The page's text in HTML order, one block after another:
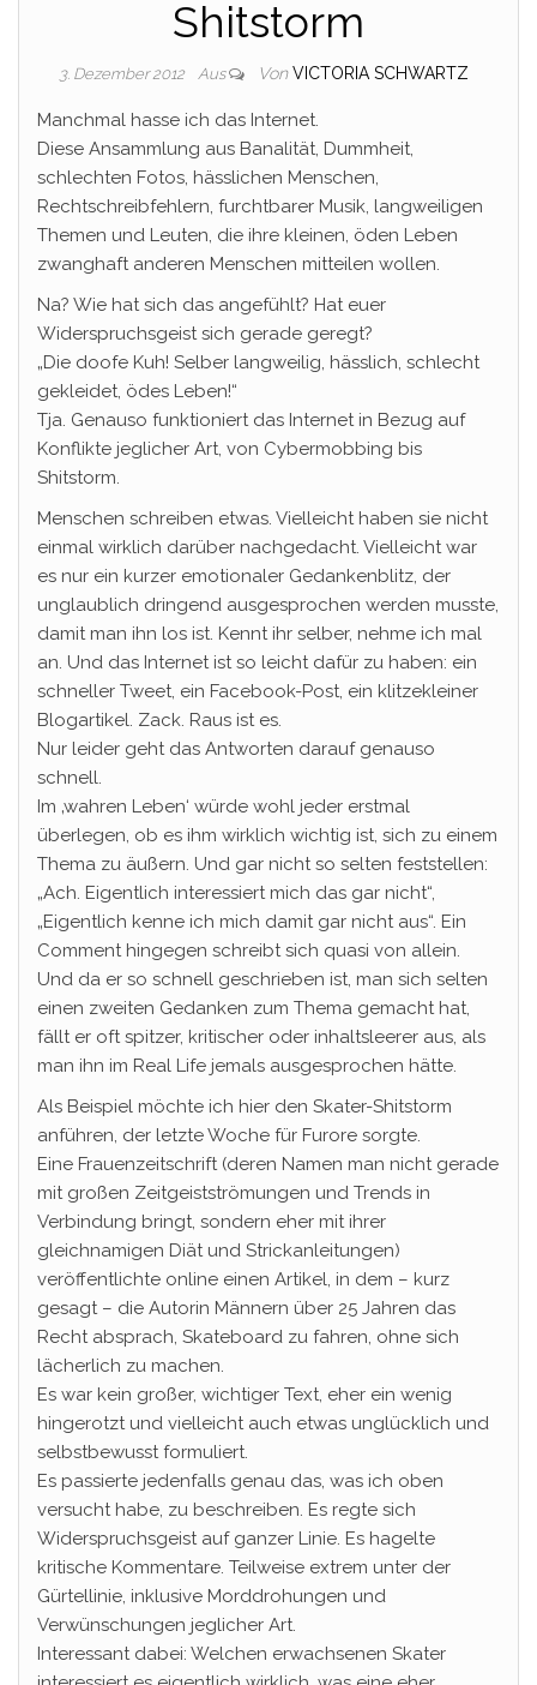
Shitstorm
3. Dezember 2012 Aus Von VICTORIA SCHWARTZ
Manchmal hasse ich das Internet.
Diese Ansammlung aus Banalität, Dummheit,
schlechten Fotos, hässlichen Menschen,
Rechtschreibfehlern, furchtbarer Musik, langweiligen
Themen und Leuten, die ihre kleinen, öden Leben
zwanghaft anderen Menschen mitteilen wollen.
Na? Wie hat sich das angefühlt? Hat euer
Widerspruchsgeist sich gerade geregt?
„Die doofe Kuh! Selber langweilig, hässlich, schlecht
gekleidet, ödes Leben!“
Tja. Genauso funktioniert das Internet in Bezug auf
Konflikte jeglicher Art, von Cybermobbing bis
Shitstorm.
Menschen schreiben etwas. Vielleicht haben sie nicht
einmal wirklich darüber nachgedacht. Vielleicht war
es nur ein kurzer emotionaler Gedankenblitz, der
unglaublich dringend ausgesprochen werden musste,
damit man ihn los ist. Kennt ihr selber, nehme ich mal
an. Und das Internet ist so leicht dafür zu haben: ein
schneller Tweet, ein Facebook-Post, ein klitzekleiner
Blogartikel. Zack. Raus ist es.
Nur leider geht das Antworten darauf genauso
schnell.
Im ‚wahren Leben‘ würde wohl jeder erstmal
überlegen, ob es ihm wirklich wichtig ist, sich zu einem
Thema zu äußern. Und gar nicht so selten feststellen:
„Ach. Eigentlich interessiert mich das gar nicht“,
„Eigentlich kenne ich mich damit gar nicht aus“. Ein
Comment hingegen schreibt sich quasi von allein.
Und da er so schnell geschrieben ist, man sich selten
einen zweiten Gedanken zum Thema gemacht hat,
fällt er oft spitzer, kritischer oder inhaltsleerer aus, als
man ihn im Real Life jemals ausgesprochen hätte.
Als Beispiel möchte ich hier den Skater-Shitstorm
anführen, der letzte Woche für Furore sorgte.
Eine Frauenzeitschrift (deren Namen man nicht gerade
mit großen Zeitgeistströmungen und Trends in
Verbindung bringt, sondern eher mit ihrer
gleichnamigen Diät und Strickanleitungen)
veröffentlichte online einen Artikel, in dem – kurz
gesagt – die Autorin Männern über 25 Jahren das
Recht absprach, Skateboard zu fahren, ohne sich
lächerlich zu machen.
Es war kein großer, wichtiger Text, eher ein wenig
hingerotzt und vielleicht auch etwas unglücklich und
selbstbewusst formuliert.
Es passierte jedenfalls genau das, was ich oben
versucht habe, zu beschreiben. Es regte sich
Widerspruchsgeist auf ganzer Linie. Es hagelte
kritische Kommentare. Teilweise extrem unter der
Gürtellinie, inklusive Morddrohungen und
Verwünschungen jeglicher Art.
Interessant dabei: Welchen erwachsenen Skater